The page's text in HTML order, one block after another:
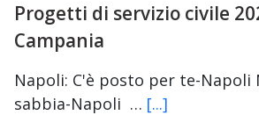
Progetti di servizio civile
Campania
Napoli: C'è posto per te-Napoli
sabbia-Napoli … [...]